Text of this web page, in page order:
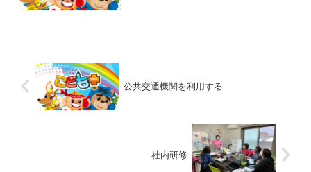
公共交通機関を利用する
社内研修